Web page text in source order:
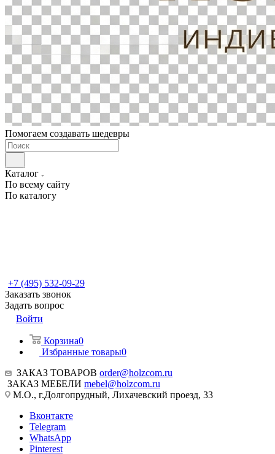
Помогаем создавать шедевры
Каталог
По всему сайту
По каталогу
+7 (495) 532-09-29
Заказать звонок
Задать вопрос
Войти
Корзина0
Избранные товары0
ЗАКАЗ ТОВАРОВ order@holzcom.ru
ЗАКАЗ МЕБЕЛИ mebel@holzcom.ru
М.О., г.Долгопрудный, Лихачевский проезд, 33
Вконтакте
Telegram
WhatsApp
Pinterest